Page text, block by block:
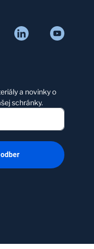
a novinky o
schránky.